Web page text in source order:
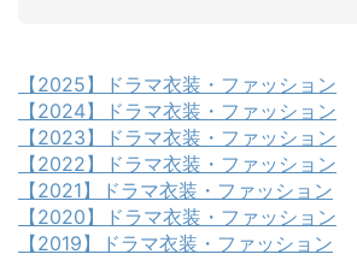
【2025】ドラマ衣装・ファッション
【2024】ドラマ衣装・ファッション
【2023】ドラマ衣装・ファッション
【2022】ドラマ衣装・ファッション
【2021】ドラマ衣装・ファッション
【2020】ドラマ衣装・ファッション
【2019】ドラマ衣装・ファッション